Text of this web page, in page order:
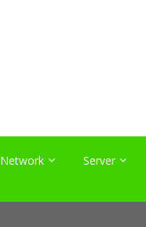
Network Server